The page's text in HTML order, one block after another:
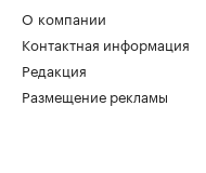
О компании
Контактная информация
Редакция
Размещение рекламы